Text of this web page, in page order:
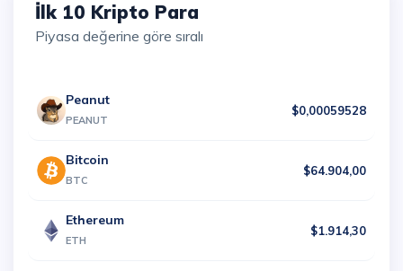
İlk 10 Kripto Para
Piyasa değerine göre sıralı
Peanut
PEANUT
$0,00059528
Bitcoin
BTC
$64.904,00
Ethereum
ETH
$1.914,30